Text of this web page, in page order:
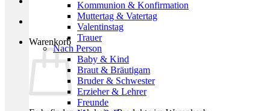
Warenkorb
Kommunion & Konfirmation
Muttertag & Vatertag
Valentinstag
Trauer
Nach Person
Baby & Kind
Braut & Bräutigam
Bruder & Schwester
Erzieher & Lehrer
Freunde